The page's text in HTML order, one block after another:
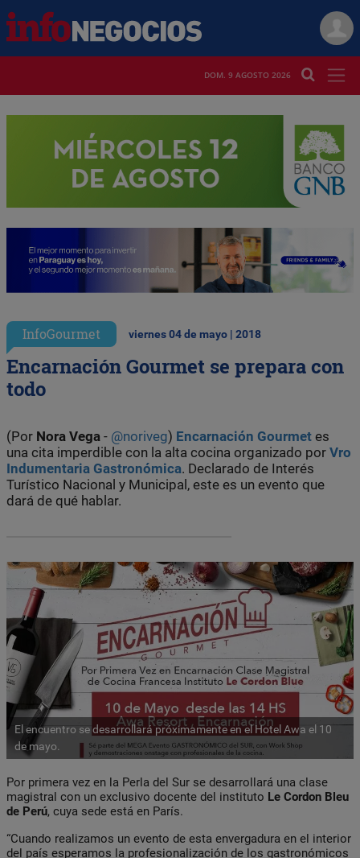
DOM. 9 AGOSTO 2026
InfoGourmet viernes 04 de mayo | 2018
Encarnación Gourmet se prepara con
todo
(Por Nora Vega - @noriveg) Encarnación Gourmet es
una cita imperdible con la alta cocina organizado por Vro
Indumentaria Gastronómica. Declarado de Interés
Turístico Nacional y Municipal, este es un evento que
dará de qué hablar.
El encuentro se desarrollará próximamente en el Hotel Awa el 10
de mayo.
Por primera vez en la Perla del Sur se desarrollará una clase
magistral con un exclusivo docente del instituto Le Cordon Bleu
de Perú, cuya sede está en París.
“Cuando realizamos un evento de esta envergadura en el interior
del país esperamos la profesionalización de los gastronómicos